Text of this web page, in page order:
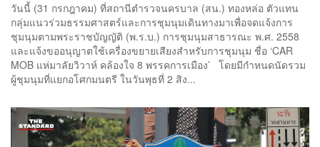
วันนี้ (31 กรกฎาคม) ที่สถานีตำรวจนครบาล (สน.) ทองหล่อ ตัวแทน
กลุ่มแนวร่วมธรรมศาสตร์และการชุมนุมเดินทางมาเพื่อจดแจ้งการ
ชุมนุมตามพระราชบัญญัติ (พ.ร.บ.) การชุมนุมสาธารณะ พ.ศ. 2558
และแจ้งขออนุญาตใช้เครื่องขยายเสียงสำหรับการชุมนุม ชื่อ ‘CAR
MOB แห่มาลัยวิวาห์ คล้องใจ 8 พรรคการเมือง’ โดยมีกำหนดนัดรวม
ผู้ชุมนุมที่แยกอโศกมนตรี ในวันพุธที่ 2 สิง...